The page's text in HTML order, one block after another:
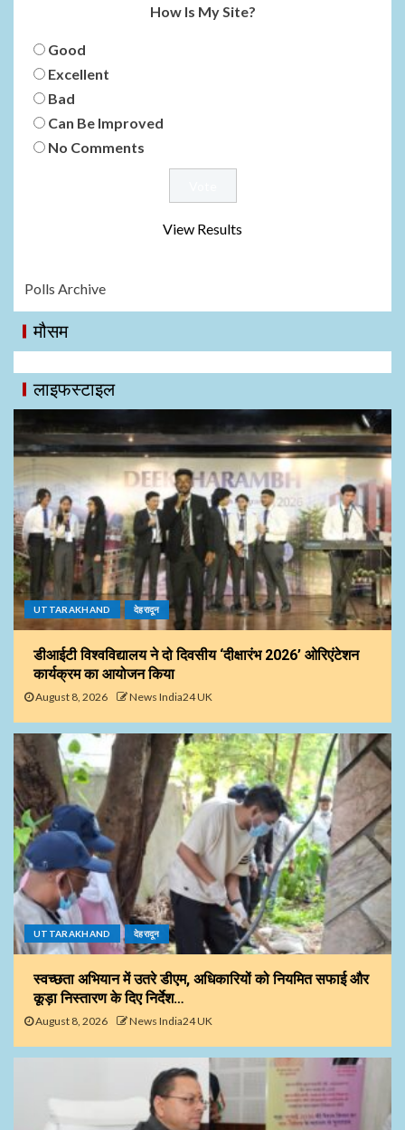
How Is My Site?
Good
Excellent
Bad
Can Be Improved
No Comments
View Results
Polls Archive
मौसम
लाइफस्टाइल
UTTARAKHAND देहरादून
डीआईटी विश्वविद्यालय ने दो दिवसीय ‘दीक्षारंभ 2026’ ओरिएंटेशन
कार्यक्रम का आयोजन किया
August 8, 2026 News India24 UK
UTTARAKHAND देहरादून
स्वच्छता अभियान में उतरे डीएम, अधिकारियों को नियमित सफाई और
कूड़ा निस्तारण के दिए निर्देश…
August 8, 2026 News India24 UK